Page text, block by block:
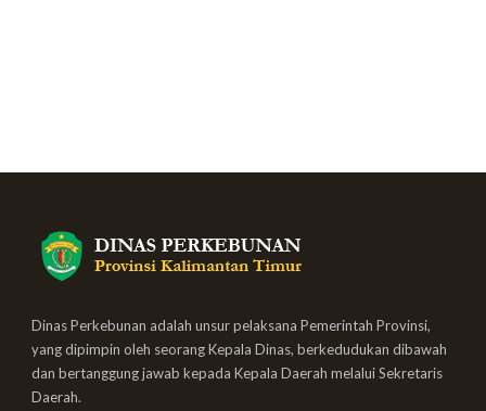
Dinas Perkebunan adalah unsur pelaksana Pemerintah Provinsi,
yang dipimpin oleh seorang Kepala Dinas, berkedudukan dibawah
dan bertanggung jawab kepada Kepala Daerah melalui Sekretaris
Daerah.